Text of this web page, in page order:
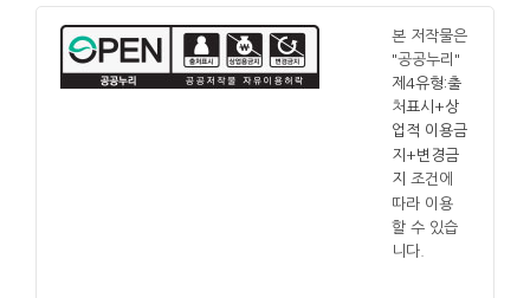
본 저작물은
"공공누리"
제4유형:출
처표시+상
업적 이용금
지+변경금
지 조건에
따라 이용
할 수 있습
니다.